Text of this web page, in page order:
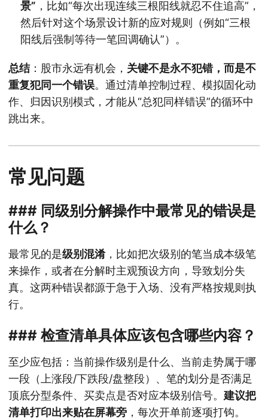
景” ，比如“每次出现连续三根阳线就忍不住追高”，
然后针对这个场景设计新的应对规则（例如“三根
阳线后强制等待一笔回调确认”）。
总结：股市永远有机会， 关键不是永不犯错，而是不
重复犯同一个错误。通过清单控制过程、模拟固化动
作、归因识别模式，才能从“总犯同样错误”的循环中
跳出来。
常见问题
### 同级别分解操作中最常见的错误是
什么？
最常见的是级别混淆，比如把次级别的笔当成本级笔
来操作，或者在分解时主观预设方向，导致划分失
真。这两种错误都源于急于入场、没有严格按规则执
行。
### 检查清单具体应该包含哪些内容？
至少应包括：当前操作级别是什么、当前走势属于哪
一段（上涨段/下跌段/盘整段）、笔的划分是否满足
顶底分型条件、买卖点是否对应本级别信号。 建议把
清单打印出来贴在屏幕旁 ，每次开单前逐项打钩。